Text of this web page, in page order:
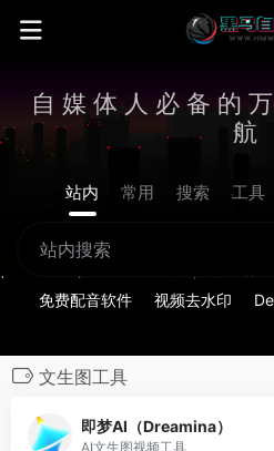
自媒体人必备的
航
站内 常用 搜索 工具
免费配音软件 视频去水印
文生图工具
即梦AI（Dreamina）
AI文生图视频工具